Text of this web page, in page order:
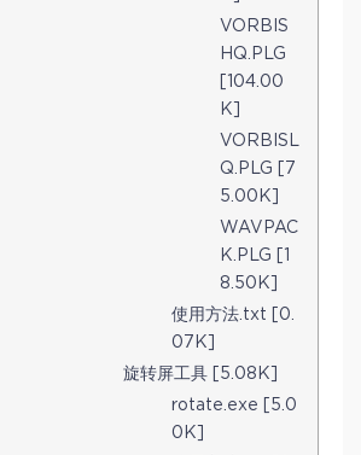
VORBIS
HQ.PLG
[104.00
K]
VORBISL
Q.PLG [7
5.00K]
WAVPAC
K.PLG [1
8.50K]
使用方法.txt [0.
07K]
旋转屏工具 [5.08K]
rotate.exe [5.0
0K]